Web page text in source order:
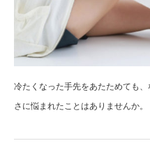
冷たくなった手先をあたためても
さに悩まれたことはありませんか。